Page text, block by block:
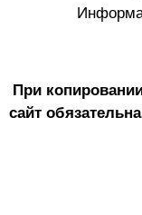
При
сайт